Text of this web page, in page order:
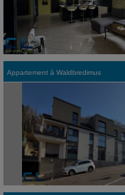
Appartement à Waldbredimus